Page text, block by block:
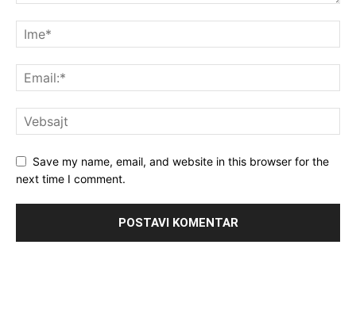
Save my name, email, and website in this browser for the
next time I comment.